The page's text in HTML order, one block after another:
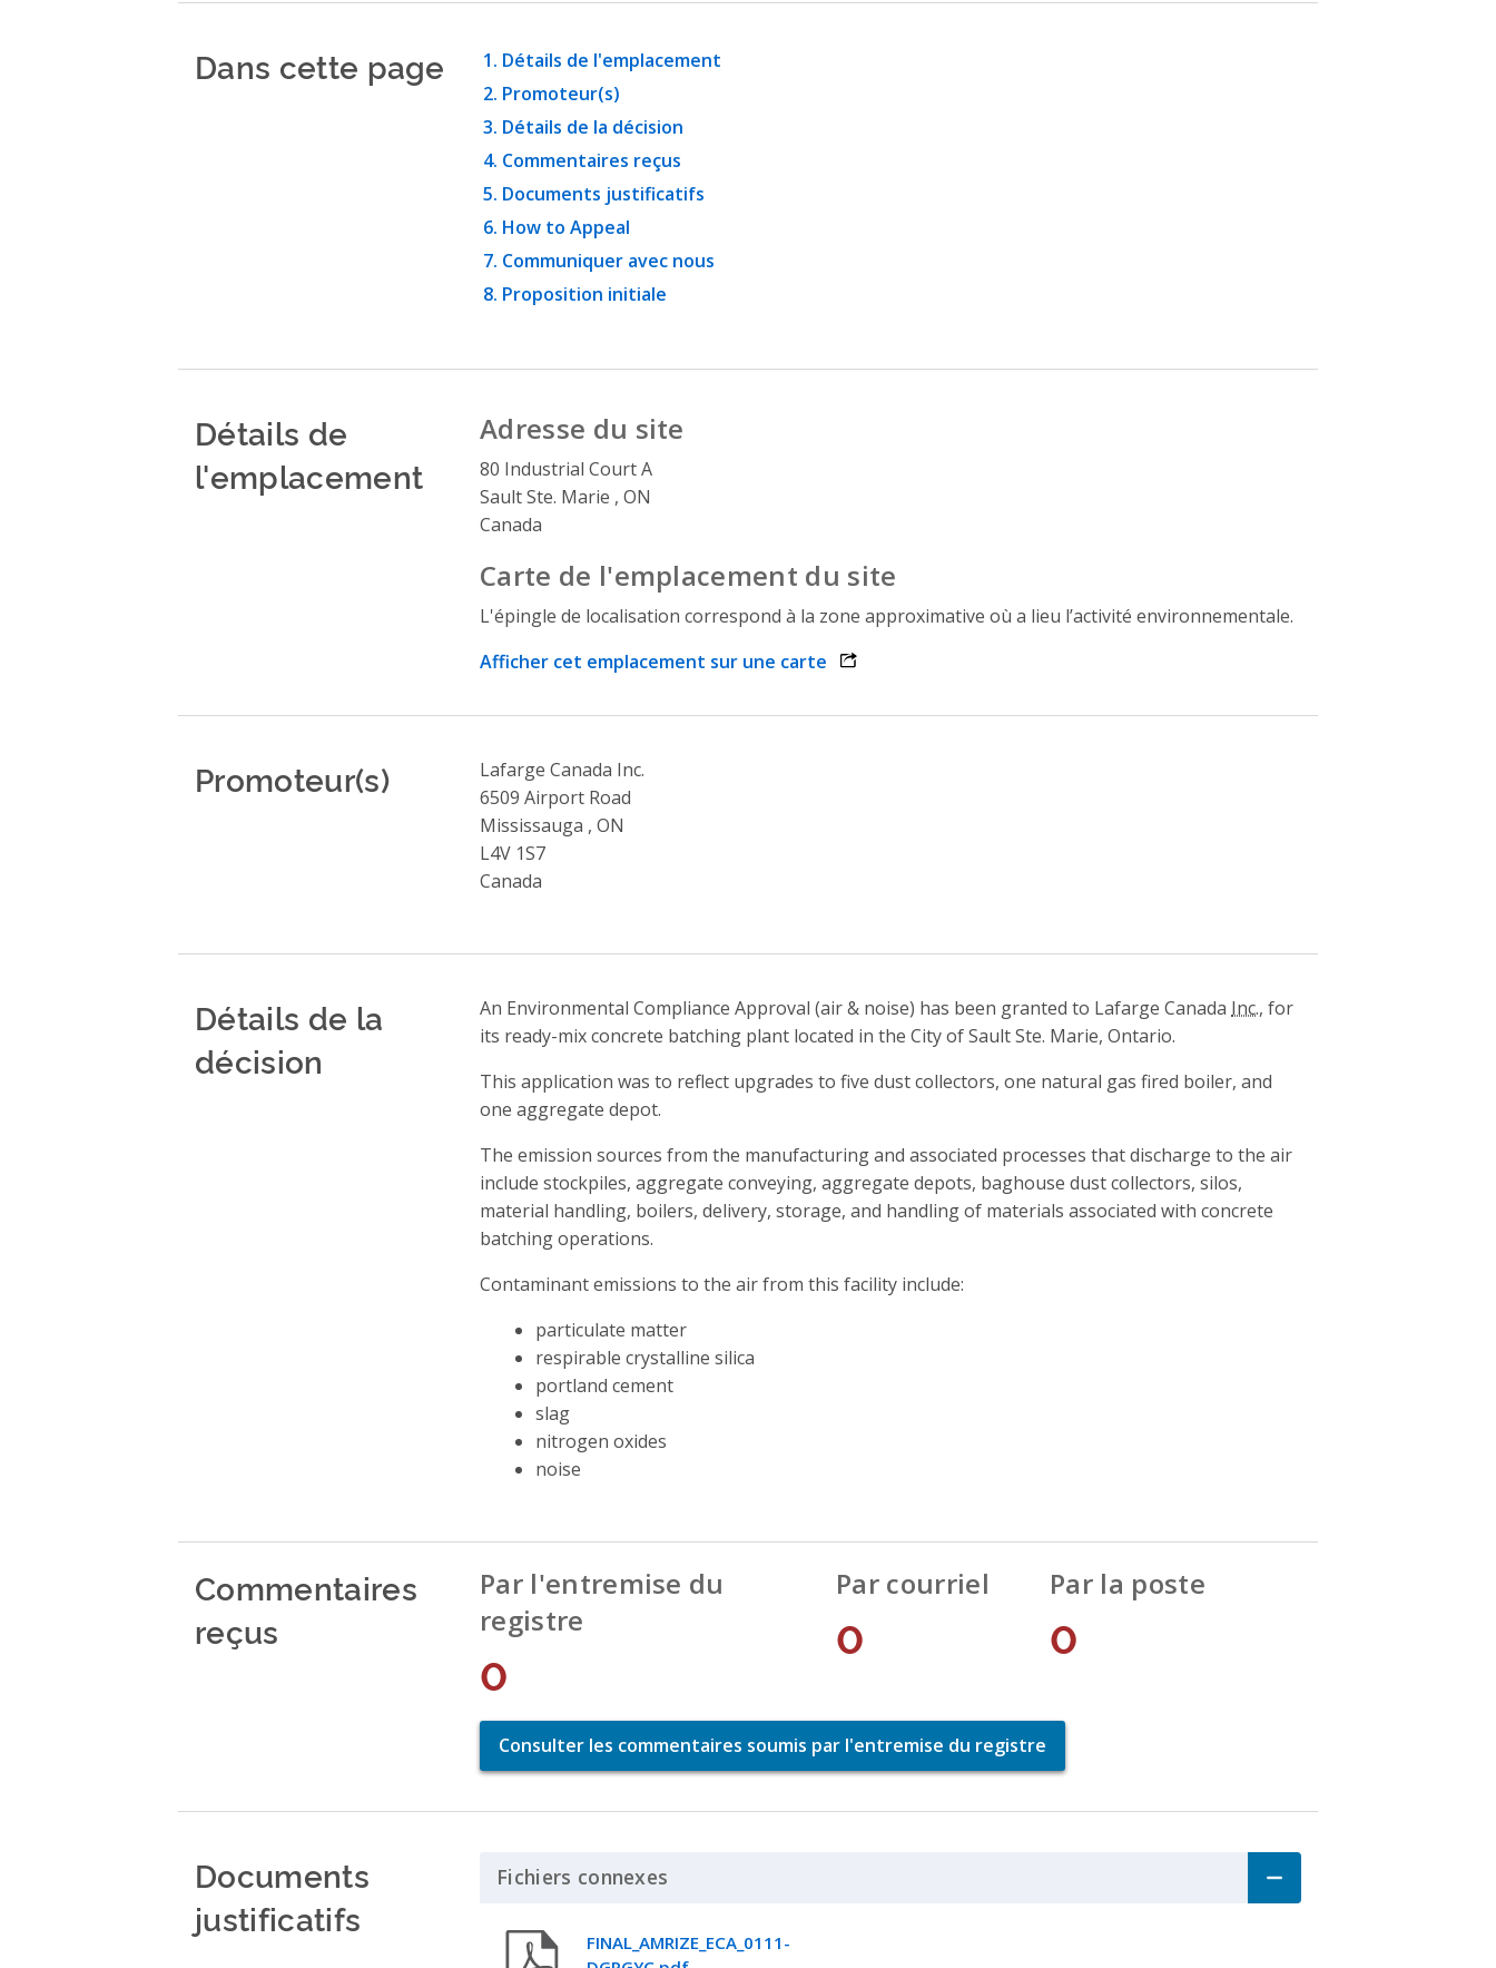
Dans cette page
Détails de l'emplacement
Promoteur(s)
Détails de la décision
Commentaires reçus
Documents justificatifs
How to Appeal
Communiquer avec nous
Proposition initiale
Détails de
l'emplacement
Adresse du site
80 Industrial Court A
Sault Ste. Marie , ON
Canada
Carte de l'emplacement du site
L'épingle de localisation correspond à la zone approximative où a lieu l’activité environnementale.
Afficher cet emplacement sur une carte opens link in a new window
Promoteur(s)
Lafarge Canada Inc.
6509 Airport Road
Mississauga , ON
L4V 1S7
Canada
Détails de la
décision
An Environmental Compliance Approval (air & noise) has been granted to Lafarge Canada Inc., for
its ready-mix concrete batching plant located in the City of Sault Ste. Marie, Ontario.
This application was to reflect upgrades to five dust collectors, one natural gas fired boiler, and
one aggregate depot.
The emission sources from the manufacturing and associated processes that discharge to the air
include stockpiles, aggregate conveying, aggregate depots, baghouse dust collectors, silos,
material handling, boilers, delivery, storage, and handling of materials associated with concrete
batching operations.
Contaminant emissions to the air from this facility include:
particulate matter
respirable crystalline silica
portland cement
slag
nitrogen oxides
noise
Commentaires
reçus
Par l'entremise du
registre
0
Par courriel
0
Par la poste
0
Consulter les commentaires soumis par l'entremise du registre
Documents
justificatifs
Fichiers connexes
FINAL_AMRIZE_ECA_0111-